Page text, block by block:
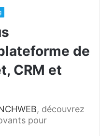
de
CRM et
, découvrez
pour